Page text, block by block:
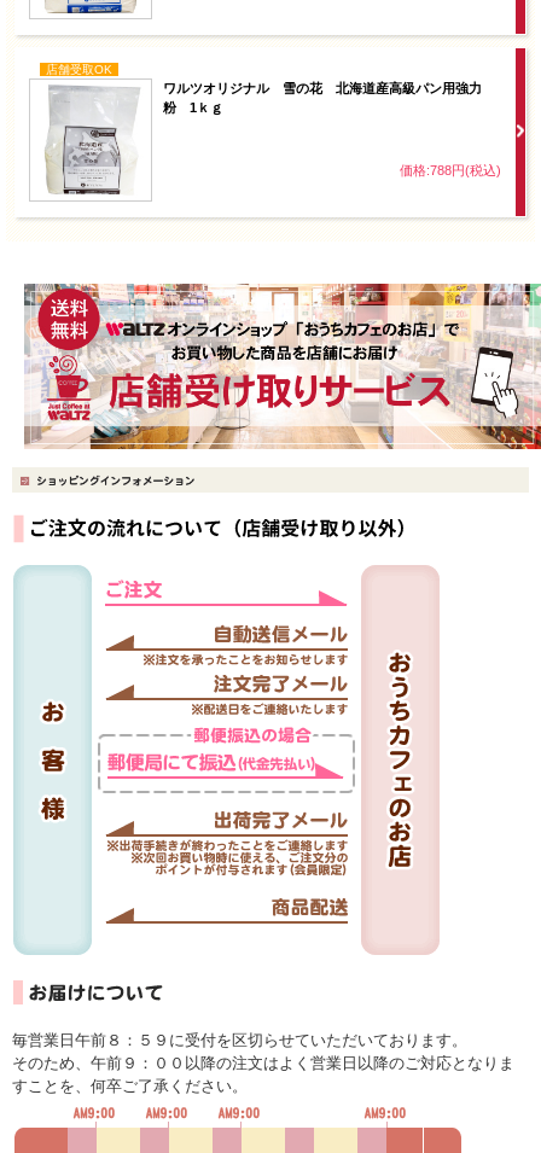
店舗受取OK
ワルツオリジナル 雪の花 北海道産高級パン用強力
粉 1ｋｇ
価格:788円(税込)
毎営業日午前８：５９に受付を区切らせていただいております。
そのため、午前９：００以降の注文はよく営業日以降のご対応となりま
すことを、何卒ご了承ください。